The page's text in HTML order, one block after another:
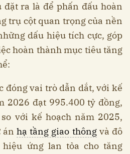
ra là để phấn đấu hoàn
trụ cột quan trọng của nền
dấu hiệu tích cực, góp
hoàn thành mục tiêu tăng
đóng vai trò dẫn dắt, với kế
2026 đạt 995.400 tỷ đồng,
với kế hoạch năm 2025,
ánhạ tầng giao thôngvà đô
ứng lan tỏa cho tăng